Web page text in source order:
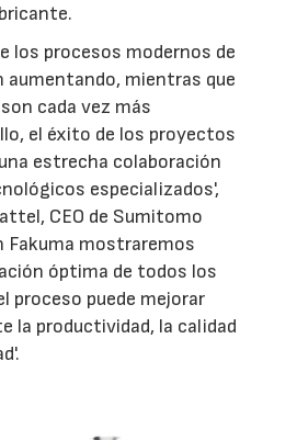
los procesos modernos de
aumentando, mientras que
cada vez más
el éxito de los proyectos
estrecha colaboración
especializados',
CEO de Sumitomo
Fakuma mostraremos
óptima de todos los
proceso puede mejorar
la productividad, la calidad